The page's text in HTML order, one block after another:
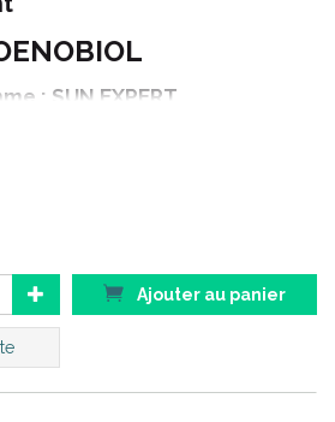
: SUN EXPERT
SOLAIRE - LOT DE 2
: 60 capsules végétales
35 ans, Oenobiol s' engage pour une
en offrant des produits :
actifs d' origine végétale, en
issues de petits pois.
Ajouter au panier